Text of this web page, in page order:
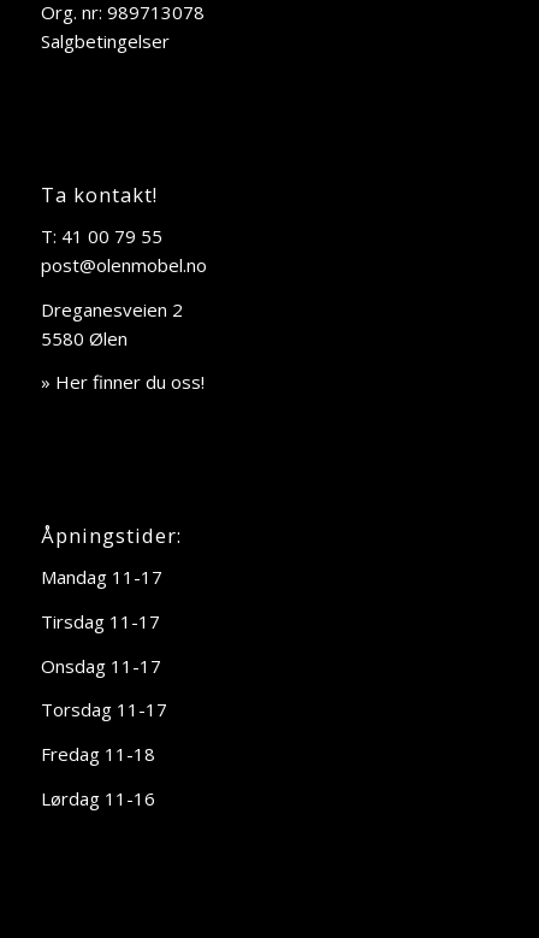
Org. nr: 989713078
Salgbetingelser
Ta kontakt!
T: 41 00 79 55
post@olenmobel.no
Dreganesveien 2
5580 Ølen
» Her finner du oss!
Åpningstider:
Mandag 11-17
Tirsdag 11-17
Onsdag 11-17
Torsdag 11-17
Fredag 11-18
Lørdag 11-16